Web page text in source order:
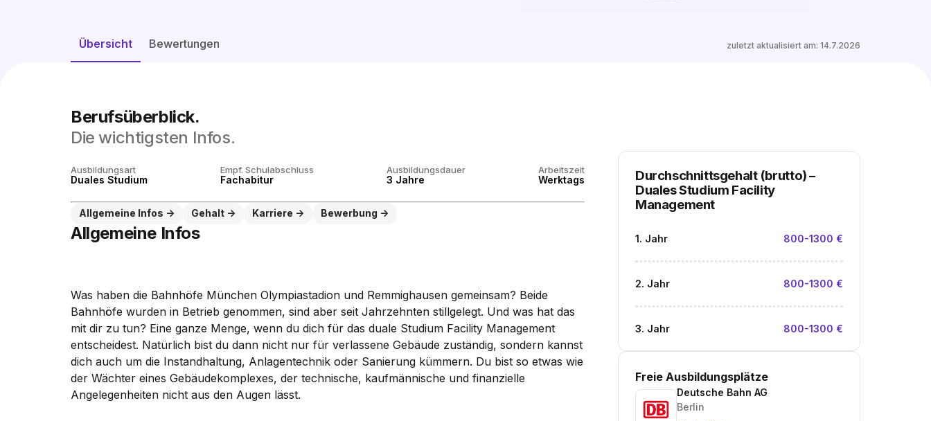
Übersicht Bewertungen zuletzt aktualisiert am: 14.7.2026
Berufsüberblick.
Die wichtigsten Infos.
Ausbildungsart
Duales Studium
Empf. Schulabschluss
Fachabitur
Ausbildungsdauer
3 Jahre
Arbeitszeit
Werktags
Allgemeine Infos Gehalt Karriere Bewerbung
Allgemeine Infos
Was haben die Bahnhöfe München Olympiastadion und Remmighausen gemeinsam? Beide
Bahnhöfe wurden in Betrieb genommen, sind aber seit Jahrzehnten stillgelegt. Und was hat das
mit dir zu tun? Eine ganze Menge, wenn du dich für das duale Studium Facility Management
entscheidest. Natürlich bist du dann nicht nur für verlassene Gebäude zuständig, sondern kannst
dich auch um die Instandhaltung, Anlagentechnik oder Sanierung kümmern. Du bist so etwas wie
der Wächter eines Gebäudekomplexes, der technische, kaufmännische und finanzielle
Angelegenheiten nicht aus den Augen lässt.
Durchschnittsgehalt (brutto)–
Duales Studium Facility
Management
1. Jahr 800-1300 €
2. Jahr 800-1300 €
3. Jahr 800-1300 €
Freie Ausbildungsplätze
Deutsche Bahn AG
Berlin